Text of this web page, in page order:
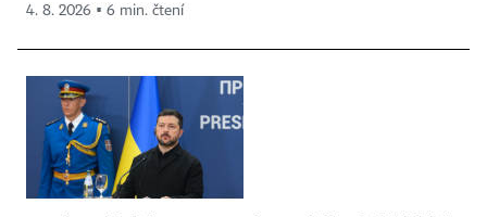
4. 8. 2026 ▪ 6 min. čtení